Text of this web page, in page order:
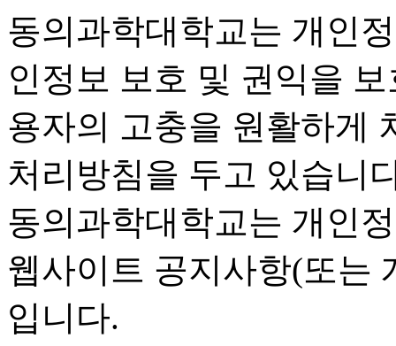
동의과학대학교는 개인
인정보 보호 및 권익을
용자의 고충을 원활하게
처리방침을 두고 있습니
동의과학대학교는 개인
웹사이트 공지사항(또는
입니다.